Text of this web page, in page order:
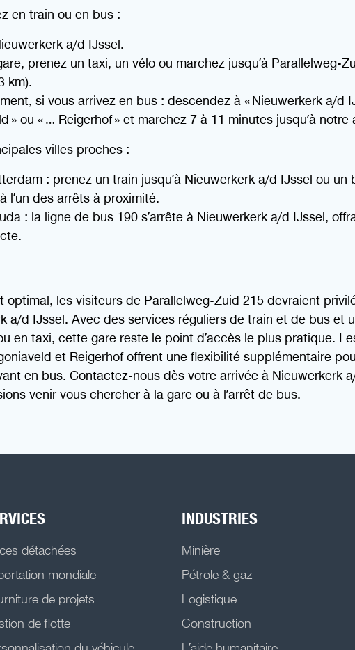
en train ou en bus :
a/d IJssel.
prenez un taxi, un vélo ou marchez jusqu’à Parallelweg-
km).
si vous arrivez en bus : descendez à « Nieuwerkerk a/d
» ou « … Reigerhof » et marchez 7 à 11 minutes jusqu’à notre
villes proches :
: prenez un train jusqu’à Nieuwerkerk a/d IJssel ou un
l’un des arrêts à proximité.
: la ligne de bus 190 s’arrête à Nieuwerkerk a/d IJssel,
optimal, les visiteurs de Parallelweg-Zuid 215 devraient
a/d IJssel. Avec des services réguliers de train et de bus et
en taxi, cette gare reste le point d’accès le plus pratique.
et Reigerhof offrent une flexibilité supplémentaire
en bus. Contactez-nous dès votre arrivée à Nieuwerkerk
venir vous chercher à la gare ou à l’arrêt de bus.
détachées
mondiale
de projets
de flotte
INDUSTRIES
Minière
Pétrole & gaz
Logistique
Construction